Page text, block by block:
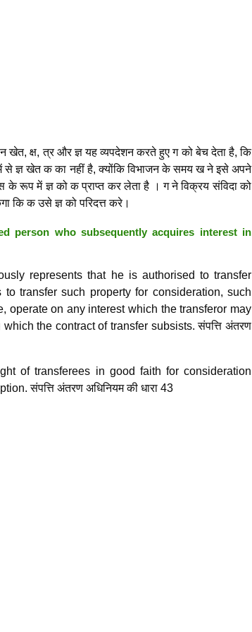
खेत, क्ष, त्र और ज्ञ यह व्यपदेशन करते हुए ग को बेच देता है, कि
से ज्ञ खेत क का नहीं है, क्योंकि विभाजन के समय ख ने इसे अपने
के रूप में ज्ञ को क प्राप्त कर लेता है । ग ने विक्रय संविदा को
कि क उसे ज्ञ को परिदत्त करे।
person who subsequently acquires interest in
represents that he is authorised to transfer
transfer such property for consideration, such
operate on any interest which the transferor may
the contract of transfer subsists. संपत्ति अंतरण
of transferees in good faith for consideration
संपत्ति अंतरण अधिनियम की धारा 43